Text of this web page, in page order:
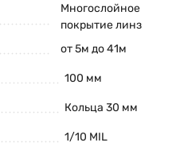
Многослойное
покрытие линз
от 5м до 41м
100 мм
Кольца 30 мм
1/10 MIL